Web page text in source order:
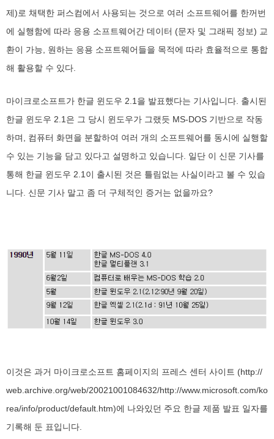
제)로 채택한 퍼스컴에서 사용되는 것으로 여러 소프트웨어를 한꺼번
에 실행함에 따라 응용 소프트웨어간 데이터 (문자 및 그래픽 정보) 교
환이 가능, 원하는 응용 소프트웨어들을 목적에 따라 효율적으로 통합
해 활용할 수 있다.
마이크로소프트가 한글 윈도우 2.1을 발표했다는 기사입니다. 출시된
한글 윈도우 2.1은 그 당시 윈도우가 그랬듯 MS-DOS 기반으로 작동
하며, 컴퓨터 화면을 분할하여 여러 개의 소프트웨어를 동시에 실행할
수 있는 기능을 담고 있다고 설명하고 있습니다. 일단 이 신문 기사를
통해 한글 윈도우 2.1이 출시된 것은 틀림없는 사실이라고 볼 수 있습
니다. 신문 기사 말고 좀 더 구체적인 증거는 없을까요?
이것은 과거 마이크로소프트 홈페이지의 프레스 센터 사이트 (http://
web.archive.org/web/20021001084632/http://www.microsoft.com/ko
rea/info/product/default.htm)에 나와있던 주요 한글 제품 발표 일자를
기록해 둔 표입니다.